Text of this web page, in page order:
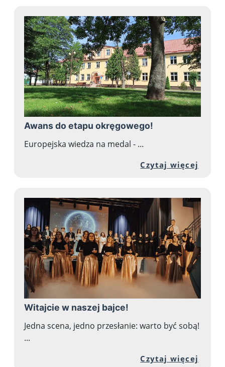
Awans do etapu okręgowego!
Europejska wiedza na medal - ...
Czytaj więcej
Witajcie w naszej bajce!
Jedna scena, jedno przesłanie: warto być sobą!
...
Czytaj więcej